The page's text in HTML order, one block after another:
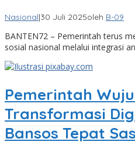
Nasional|30 Juli 2025oleh B-09
BANTEN72 – Pemerintah terus
sosial nasional melalui integrasi
Pemerintah
Transformasi
Bansos Tepat